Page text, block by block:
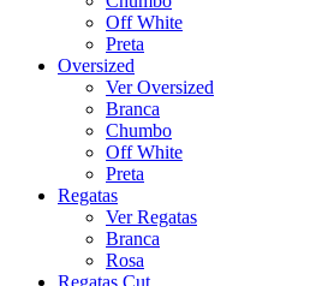
Off White
Preta
Oversized
Ver Oversized
Branca
Chumbo
Off White
Preta
Regatas
Ver Regatas
Branca
Rosa
Regatas Cut